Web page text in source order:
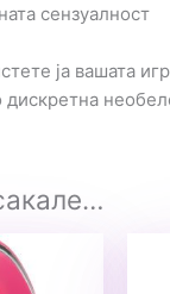
сензуалност
ја вашата
дискретна